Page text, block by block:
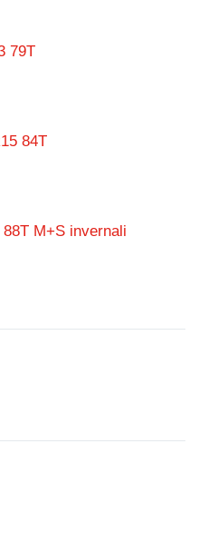
79T
84T
M+S invernali